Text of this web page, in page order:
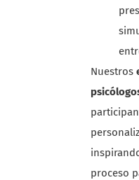
Nuestros
proceso